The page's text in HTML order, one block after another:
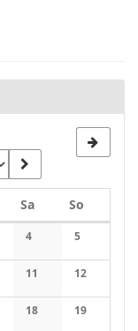
SaSamstag
So
Veranstaltungen
4
Keine
5
Keine
Veranstaltungen
11
Keine
12
Keine
18 19